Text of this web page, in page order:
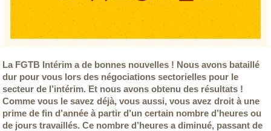
La FGTB Intérim a de bonnes nouvelles ! Nous avons bataillé
dur pour vous lors des négociations sectorielles pour le
secteur de l’intérim. Et nous avons obtenu des résultats !
Comme vous le savez déjà, vous aussi, vous avez droit à une
prime de fin d’année à partir d’un certain nombre d’heures ou
de jours travaillés. Ce nombre d’heures a diminué, passant de